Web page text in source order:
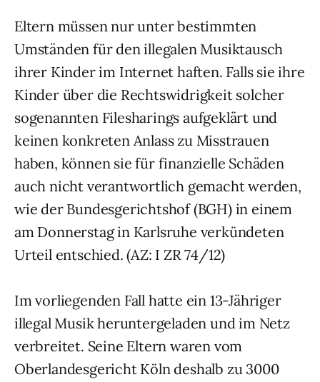
Eltern müssen nur unter bestimmten
Umständen für den illegalen Musiktausch
ihrer Kinder im Internet haften. Falls sie ihre
Kinder über die Rechtswidrigkeit solcher
sogenannten Filesharings aufgeklärt und
keinen konkreten Anlass zu Misstrauen
haben, können sie für finanzielle Schäden
auch nicht verantwortlich gemacht werden,
wie der Bundesgerichtshof (BGH) in einem
am Donnerstag in Karlsruhe verkündeten
Urteil entschied. (AZ: I ZR 74/12)
Im vorliegenden Fall hatte ein 13-Jähriger
illegal Musik heruntergeladen und im Netz
verbreitet. Seine Eltern waren vom
Oberlandesgericht Köln deshalb zu 3000